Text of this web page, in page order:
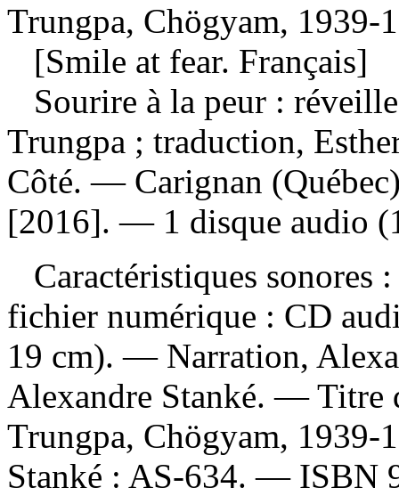
Trungpa, Chögyam, 1939-
[Smile at fear. Français]
Sourire à la peur :
Trungpa ; traduction,
Côté. — Carignan
[2016]. — 1 disque audio
Caractéristiques sonores
fichier numérique : CD
19 cm). — Narration,
Alexandre Stanké. —
Trungpa, Chögyam,
Stanké : AS-634. — ISBN